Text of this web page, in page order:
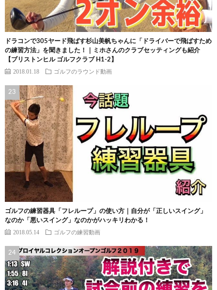
ドラコンで305ヤード飛ばす杉山美帆ちゃんに「ドライバーで飛ばすため
の練習方法」を聞きました！｜ミホさんのクラブセッティングも紹介
【ブリストンヒル ゴルフクラブ H1-2】
2018.01.18 ゴルフのラウンド動画
ゴルフの練習器具「フレループ」の使い方｜自分が「正しいスイング」
なのか「悪いスイング」なのかがハッキリわかる！
2018.05.14 ゴルフの練習動画